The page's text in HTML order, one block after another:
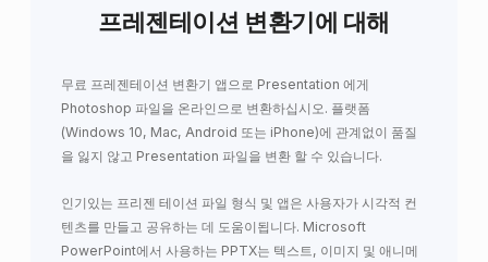
프레젠테이션 변환기에 대해
무료 프레젠테이션 변환기 앱으로 Presentation 에게
Photoshop 파일을 온라인으로 변환하십시오. 플랫폼
(Windows 10, Mac, Android 또는 iPhone)에 관계없이 품질
을 잃지 않고 Presentation 파일을 변환 할 수 있습니다.
인기있는 프리젠 테이션 파일 형식 및 앱은 사용자가 시각적 컨
텐츠를 만들고 공유하는 데 도움이됩니다. Microsoft
PowerPoint에서 사용하는 PPTX는 텍스트, 이미지 및 애니메